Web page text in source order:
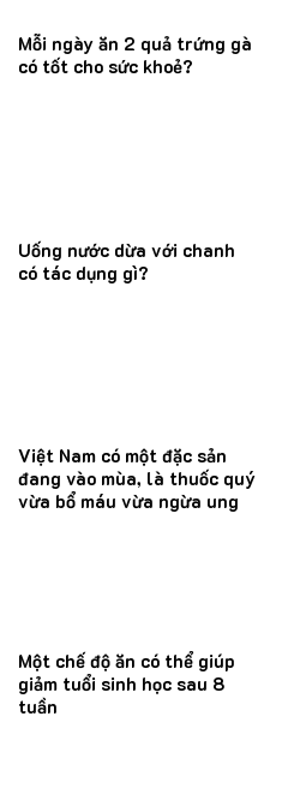
Mỗi ngày ăn 2 quả trứng gà
có tốt cho sức khoẻ?
Uống nước dừa với chanh
có tác dụng gì?
Việt Nam có một đặc sản
đang vào mùa, là thuốc quý
vừa bổ máu vừa ngừa ung
Một chế độ ăn có thể giúp
giảm tuổi sinh học sau 8
tuần